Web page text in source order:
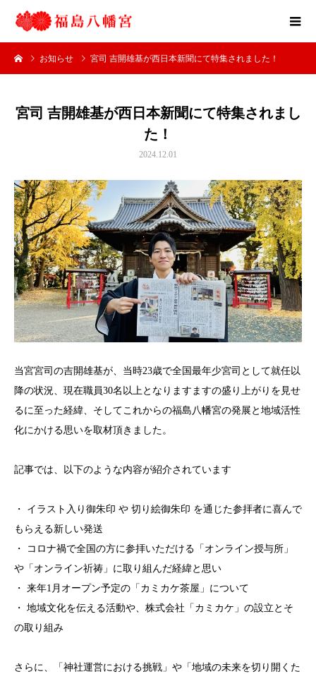
お知らせ 宮司 吉開雄基が西日本新聞にて特集されました！
宮司 吉開雄基が西日本新聞にて特集されまし
た！
2024.12.01
当宮宮司の吉開雄基が、当時23歳で全国最年少宮司として就任以
降の状況、現在職員30名以上となりますますの盛り上がりを見せ
るに至った経緯、そしてこれからの福島八幡宮の発展と地域活性
化にかける思いを取材頂きました。
記事では、以下のような内容が紹介されています
・ イラスト入り御朱印 や 切り絵御朱印 を通じた参拝者に喜んで
もらえる新しい発送
・ コロナ禍で全国の方に参拝いただける「オンライン授与所」
や「オンライン祈祷」に取り組んだ経緯と思い
・ 来年1月オープン予定の「カミカケ茶屋」について
・ 地域文化を伝える活動や、株式会社「カミカケ」の設立とそ
の取り組み
さらに、「神社運営における挑戦」や「地域の未来を切り開くた